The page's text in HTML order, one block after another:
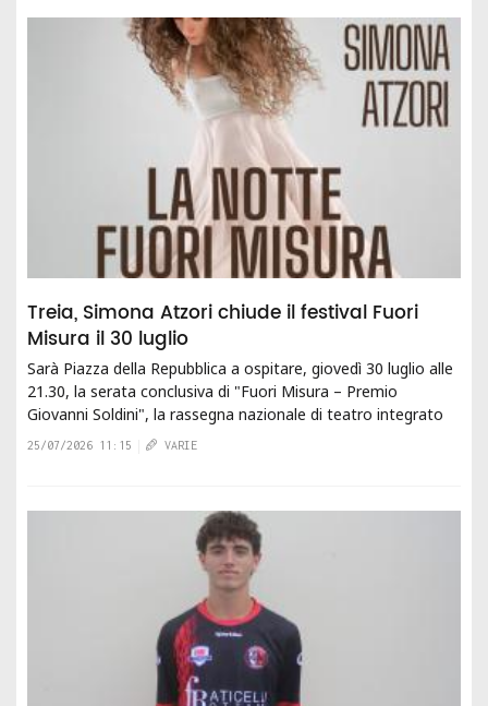
Treia, Simona Atzori chiude il festival Fuori
Misura il 30 luglio
Sarà Piazza della Repubblica a ospitare, giovedì 30 luglio alle
21.30, la serata conclusiva di "Fuori Misura – Premio
Giovanni Soldini", la rassegna nazionale di teatro integrato
promossa dall'Associazione...
25/07/2026 11:15 VARIE